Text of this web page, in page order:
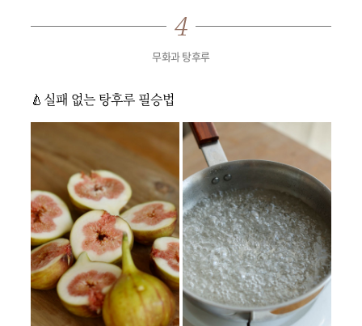
무화과 탕후루
🍐실패 없는 탕후루 필승법